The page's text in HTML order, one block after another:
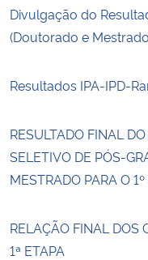
Divulgação do
(Doutorado e
Resultados IPA-IPD-
RESULTADO FINAL
SELETIVO DE PÓS-
MESTRADO PARA O
RELAÇÃO FINAL DOS
1ª ETAPA